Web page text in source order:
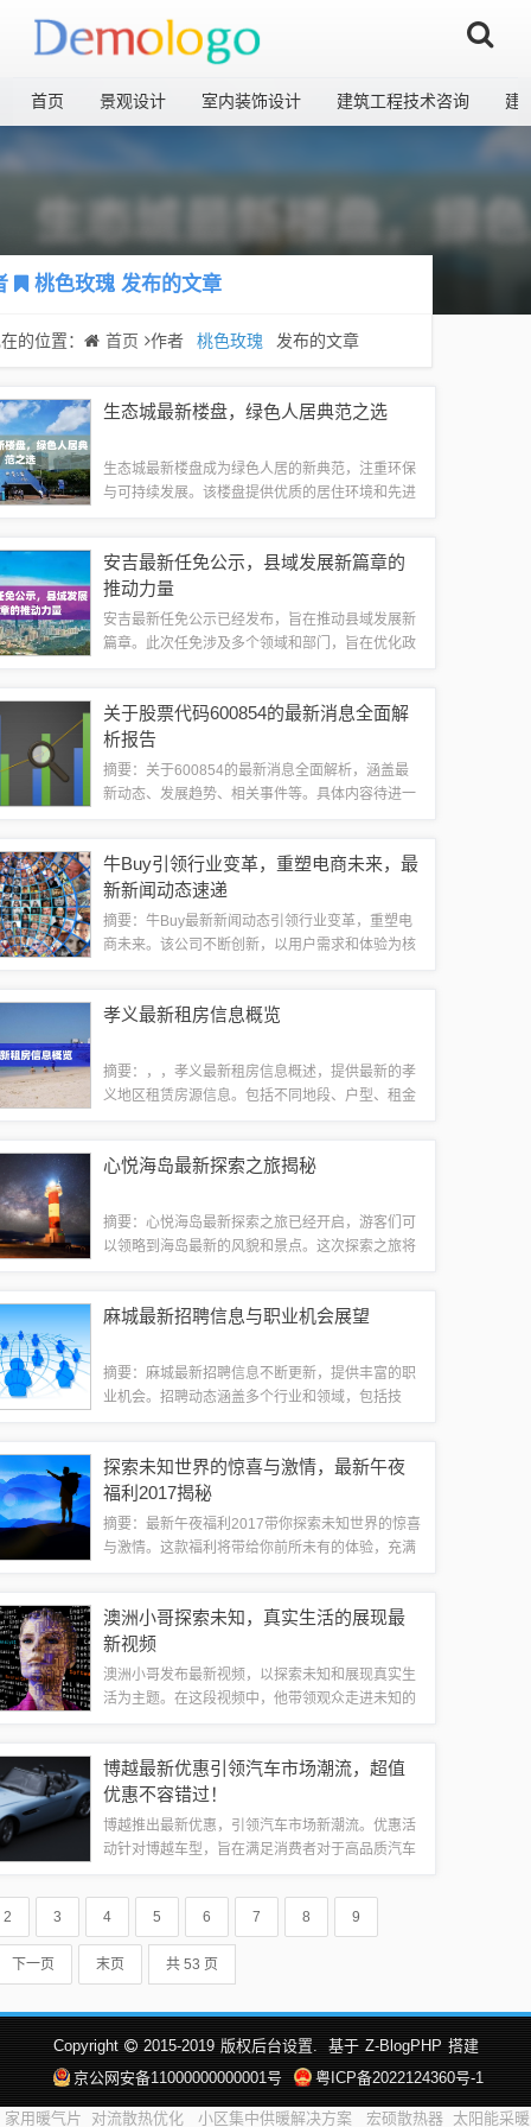
首页 景观设计 室内装饰设计 建筑工程技术咨询 建
桃色玫瑰发布的文章
的位置： 首页 作者 桃色玫瑰 发布的文章
生态城最新楼盘，绿色人居典范之选
生态城最新楼盘成为绿色人居的新典范，注重环保
与可持续发展。该楼盘提供优质的居住环境和先进
康舒适的生活空间。作为生态城的新亮点，该...
安吉最新任免公示，县域发展新篇章的
推动力量
安吉最新任免公示已经发布，旨在推动县域发展新
篇章。此次任免涉及多个领域和部门，旨在优化政
力，为实现县域发展的各项目标任务提供坚实保...
关于股票代码600854的最新消息全面解
析报告
摘要：关于600854的最新消息全面解析，涵盖最
新动态、发展趋势、相关事件等。具体内容待进一
势。公司概况让我们先来简要了解一下...
牛Buy引领行业变革，重塑电商未来，最
新新闻动态速递
摘要：牛Buy最新新闻动态引领行业变革，重塑电
商未来。该公司不断创新，以用户需求和体验为核
局，为消费者带来更加便捷、高效的购物...
孝义最新租房信息概览
摘要：，，孝义最新租房信息概述，提供最新的孝
义地区租赁房源信息。包括不同地段、户型、租金
不同需求的人群。摘要字数在100-200...
心悦海岛最新探索之旅揭秘
摘要：心悦海岛最新探索之旅已经开启，游客们可
以领略到海岛最新的风貌和景点。这次探索之旅将
想要感受大自然的魅力，还是探寻人文风情，...
麻城最新招聘信息与职业机会展望
摘要：麻城最新招聘信息不断更新，提供丰富的职
业机会。招聘动态涵盖多个行业和领域，包括技
麻城经济发展迅速，就业前景广阔。求职者可以...
探索未知世界的惊喜与激情，最新午夜
福利2017揭秘
摘要：最新午夜福利2017带你探索未知世界的惊喜
与激情。这款福利将带给你前所未有的体验，充满
找新鲜感还是寻求刺激，这个午夜福利都...
澳洲小哥探索未知，真实生活的展现最
新视频
澳洲小哥发布最新视频，以探索未知和展现真实生
活为主题。在这段视频中，他带领观众走进未知的
头，观众可以感受到生活的无限可能。摘要字...
博越最新优惠引领汽车市场潮流，超值
优惠不容错过！
博越推出最新优惠，引领汽车市场新潮流。优惠活
动针对博越车型，旨在满足消费者对于高品质汽车
更多人有机会享受到先进的汽车技术和舒适的驾乘
体验。此举无疑将激发汽车市场的活力，吸引...
2 3 4 5 6 7 8 9
下一页 末页 共 53 页
Copyright 2015-2019 版权后台设置. 基于 Z-BlogPHP 搭建
京公网安备11000000000001号
粤ICP备2022124360号-1
家用暖气片 对流散热优化 小区集中供暖解决方案 宏硕散热器 太阳能采暖